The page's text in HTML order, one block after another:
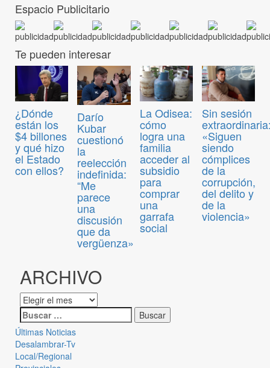
Espacio Publicitario
Te pueden interesar
¿Dónde
están los
$4 billones
y qué hizo
el Estado
con ellos?
Darío
Kubar
cuestionó
la
reelección
indefinida:
“Me
parece
una
discusión
que da
vergüenza»
La Odisea:
cómo
logra una
familia
acceder al
subsidio
para
comprar
una
garrafa
social
Sin sesión
«Siguen
siendo
cómplices
de la
corrupción,
del delito y
de la
violencia»
ARCHIVO
Últimas Noticias
Desalambrar-Tv
Local/Regional